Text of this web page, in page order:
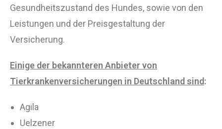
Gesundheitszustand des Hundes, sowie von den
Leistungen und der Preisgestaltung der
Versicherung.
Einige der bekannteren Anbieter von
Tierkrankenversicherungen in Deutschland sind:
Agila
Uelzener